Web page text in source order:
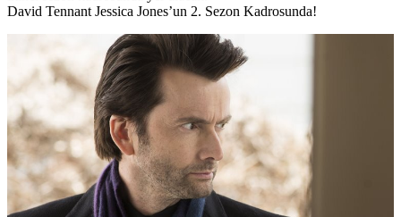
David Tennant Jessica Jones’un 2. Sezon Kadrosunda!